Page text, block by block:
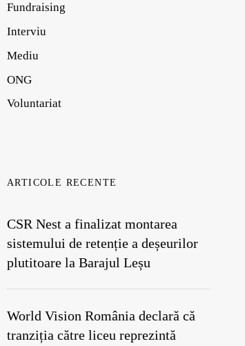
Fundraising
Interviu
Mediu
ONG
Voluntariat
ARTICOLE RECENTE
CSR Nest a finalizat montarea
sistemului de retenție a deșeurilor
plutitoare la Barajul Leșu
World Vision România declară că
tranziția către liceu reprezintă